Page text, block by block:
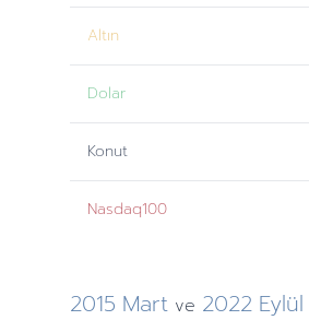
Altın
Dolar
Konut
Nasdaq100
2015 Mart ve 2022 Eylül